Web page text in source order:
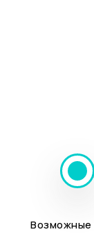
Возможные